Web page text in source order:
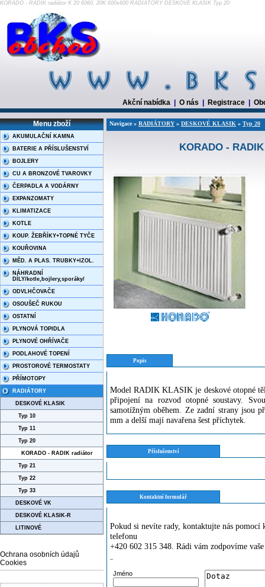
KORADO - RADIK radiátor K 20 6060, 20K 600x600 RADIÁTORY DESKOVÉ KLASIK Typ 20
Akční nabídka O nás Registrace
Menu zboží
AKUMULAČNÍ KAMNA
BATERIE A PŘÍSLUŠENSTVÍ
BOJLERY
CU A BRONZOVÉ TVAROVKY
ČERPADLA A VODÁRNY
EXPANZOMATY
KLIMATIZACE
KOTLE
KOUP. ŽEBŘÍKY+TOPNÉ TYČE
KOUŘOVINA
MĚD. A PLAS. TRUBKY+IZOL.
NÁHRADNÍ
DÍLY/kotle,bojlery,sporáky/
ODVLHČOVAČE
OSOUŠEČ RUKOU
OSTATNÍ
PLYNOVÁ TOPIDLA
PLYNOVÉ OHŘÍVAČE
PODLAHOVÉ TOPENÍ
PROSTOROVÉ TERMOSTATY
PŘÍMOTOPY
RADIÁTORY
DESKOVÉ KLASIK
Typ 10
Typ 11
Typ 20
KORADO - RADIK radiátor
Typ 21
Typ 22
Typ 33
DESKOVÉ VK
DESKOVÉ KLASIK-R
LITINOVÉ
Ochrana osobních údajů
Cookies
Navigace » RADIÁTORY » DESKOVÉ KLASIK » Typ 20
KORADO -
Popis
Model RADIK KLASIK je deskové otopné
připojení na rozvod otopné soustavy.
samotížným oběhem. Ze zadní strany jsou
mm a delší mají navařena šest příchytek.
Příslušenství
Kontaktní formulář
Pokud si nevíte rady, kontaktujte nás
telefonu
+420 602 315 348. Rádi vám zodpovíme
¨
Jméno